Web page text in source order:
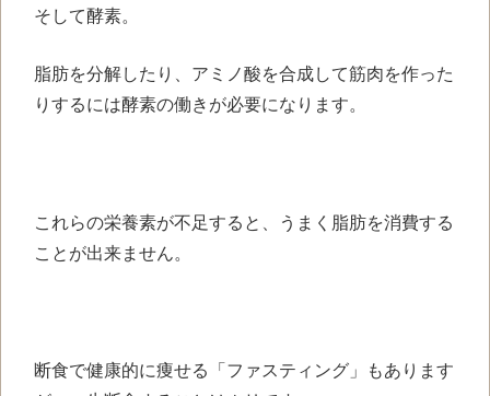
そして酵素。
脂肪を分解したり、アミノ酸を合成して筋肉を作った
りするには酵素の働きが必要になります。
これらの栄養素が不足すると、うまく脂肪を消費する
ことが出来ません。
断食で健康的に痩せる「ファスティング」もあります